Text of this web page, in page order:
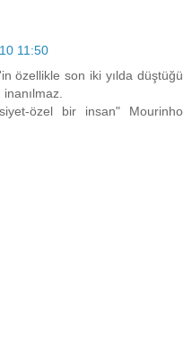
11:50
özellikle son iki yılda düştüğü
özel bir insan" Mourinho